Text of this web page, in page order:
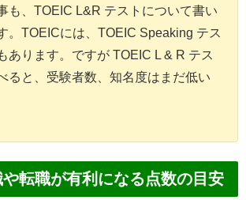
も、TOEIC L&R テストについて書い
。 TOEICには、TOEIC Speaking テス
あります。ですが TOEIC L & R テス
ると、受験者数、知名度はまだ低い
転職が有利になる点数の目安